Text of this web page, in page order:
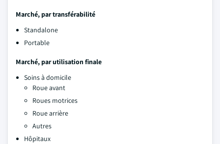
Marché, par transférabilité
Standalone
Portable
Marché, par utilisation finale
Soins à domicile
Roue avant
Roues motrices
Roue arrière
Autres
Hôpitaux